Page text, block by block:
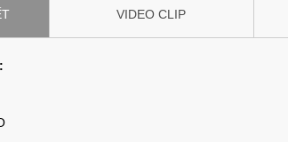
VIDEO CLIP